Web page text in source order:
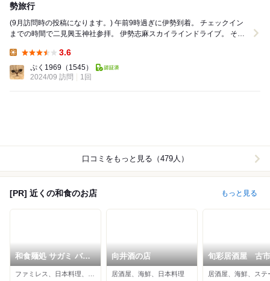
勢旅行
(9月訪問時の投稿になります。) 午前9時過ぎに伊勢到着。 チェックイン
までの時間で二見興玉神社参拝。 伊勢志麻スカイラインドライブ。 その
3.6
ぷく1969 （1545）
2024/09 訪問
1回
口コミをもっと見る（479人）
[PR] 近くの和食のお店 もっと見る
和食麺処 サガミ バイ
パス伊勢店
向井酒の店
居酒屋、海鮮、日本料理
旬彩居酒屋 古
ぼ銀
居酒屋、海鮮、ステ